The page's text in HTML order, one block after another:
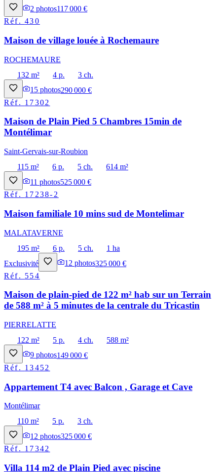
2 photos117 000 €
Réf.430
Maison de village louée à Rochemaure
ROCHEMAURE
132 m²
4 p.
3 ch.
15 photos290 000 €
Réf. 17302
Maison de Plain Pied 5 Chambres 15min de
Montélimar
Saint-Gervais-sur-Roubion
115 m²
6 p. 5 ch.
614 m²
11 photos525 000 €
Réf. 17238-2
Maison familiale 10 mins sud de Montelimar
MALATAVERNE
195 m²
6 p. 5 ch.
1 ha
Exclusivité
12 photos325 000 €
Réf. 554
Maison de plain-pied de 122 m² hab sur un Terrain
de 588 m² à 5 minutes de la centrale du Tricastin
PIERRELATTE
122 m²
5 p. 4 ch.
588 m²
9 photos149 000 €
Réf. 13452
Appartement T4 avec Balcon , Garage et Cave
Montélimar
110 m²
5 p.
3 ch.
12 photos325 000 €
Réf. 17342
Villa 114 m2 de Plain Pied avec piscine